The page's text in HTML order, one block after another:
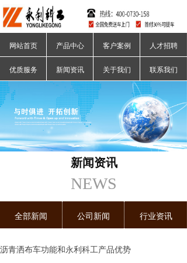
网站首页 产品中心 客户案例 人才招聘
优质服务 新闻资讯 关于我们 联系我们
新闻资讯
沥青洒布车功能和永利科工产品优势
NEWS
全部新闻 公司新闻 行业资讯